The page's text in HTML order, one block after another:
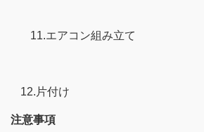
11.エアコン組み立て
12.片付け
注意事項